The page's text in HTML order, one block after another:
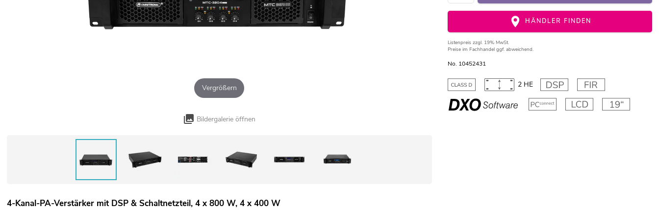
Vergrößern
Bildergalerie öffnen
HÄNDLER FINDEN
Listenpreis zzgl. 19% MwSt.
Preise im Fachhandel ggf. abweichend.
No. 10452431
2 HE
4-Kanal-PA-Verstärker mit DSP & Schaltnetzteil, 4 x 800 W, 4 x 400 W